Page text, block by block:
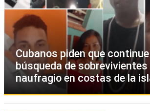
Cubanos piden que
búsqueda de sobrevivientes
naufragio en costas de la